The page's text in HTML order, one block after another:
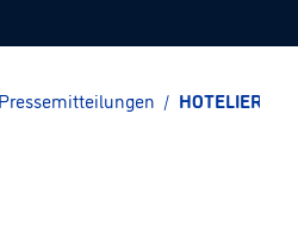
Pressemitteilungen / HOTELIERS